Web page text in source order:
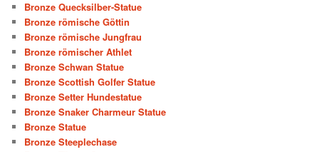
Bronze Quecksilber-Statue
Bronze römische Göttin
Bronze römische Jungfrau
Bronze römischer Athlet
Bronze Schwan Statue
Bronze Scottish Golfer Statue
Bronze Setter Hundestatue
Bronze Snaker Charmeur Statue
Bronze Statue
Bronze Steeplechase